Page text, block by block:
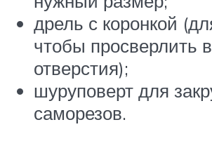
дрель с коронкой
чтобы просверлить
отверстия);
шуруповерт для
саморезов.